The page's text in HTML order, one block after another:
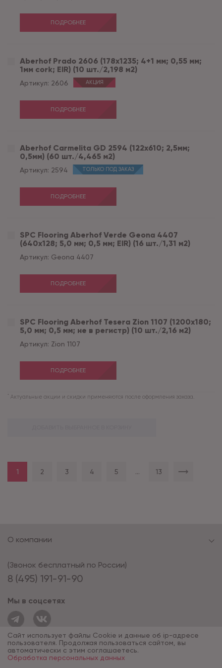
ПОДРОБНЕЕ
Aberhof Prado 2606 (178x1235; 4+1 мм; 0,55 мм;
1мм cork; EIR) (10 шт./2,198 м2)
Артикул: 2606 АКЦИЯ
ПОДРОБНЕЕ
Aberhof Carmelita GD 2594 (122x610; 2,5мм;
0,5мм) (60 шт./4,465 м2)
Артикул: 2594 ТОЛЬКО ПОД ЗАКАЗ
ПОДРОБНЕЕ
SPC Flooring Aberhof Verde Geona 4407
(640х128; 5,0 мм; 0,5 мм; EIR) (16 шт./1,31 м2)
Артикул: Geona 4407
ПОДРОБНЕЕ
SPC Flooring Aberhof Tesera Zion 1107 (1200х180;
5,0 мм; 0,5 мм; не в регистр) (10 шт./2,16 м2)
Артикул: Zion 1107
ПОДРОБНЕЕ
* Актуальные акции и скидки применяются после оформления заказа.
1 2 3 4 5 ... 13
8 (495) 191-91-90
(Звонок бесплатный по России)
Мы в соцсетях
О компании
© 1994 - 2026*, «ОПУС ТД»
Сайт использует файлы Cookie и данные об ip-адресе
пользователя. Продолжая пользоваться сайтом, вы
автоматически с этим соглашаетесь.
Обработка персональных данных